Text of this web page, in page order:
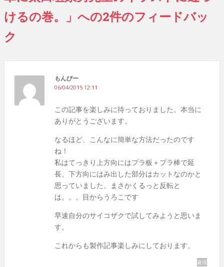
けるの巻。」への2件のフィードバッ
ク
もんびー
06/04/2015 12:11
この記事を楽しみに待っておりました。本当に
ありがとうございます。
なるほど、こんなに簡単な方法だったのです
ね！
私はてっきり上方向にはプラ板＋プラ棒で延
長、下方向にはみ出した部分はカットなのかと
思っていました。まさかくるっと反転と
は。。。目からうろこです
早速自分のサイコザクで試してみようと思いま
す。
これからも製作記事楽しみにしております。
返信